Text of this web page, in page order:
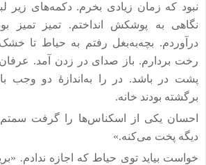
نبود که زمان زیادی بخرم. دکمه‌های زیر
نگاهی به پوشکش انداختم. تمیز تمیز
درآوردم. بچه‌به‌بغل رفتم به حیاط تا
رخت بردارم. باز صدای در زدن آمد.
پشت در باشد. در را به‌اندازۀ دو وجب
برگشته بودند خانه.
احسان یکی از اسکناس‌ها را گرفت سمتم
دیگه پخت می‌کنه.»
خواست بیاید توی حیاط که اجازه ندادم. «